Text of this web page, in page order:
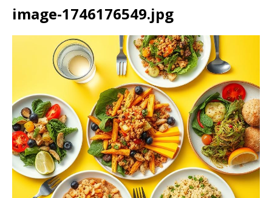
image-1746176549.jpg